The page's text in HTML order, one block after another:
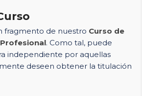
fragmento de nuestro Curso de
. Como tal, puede
independiente por aquellas
deseen obtener la titulación